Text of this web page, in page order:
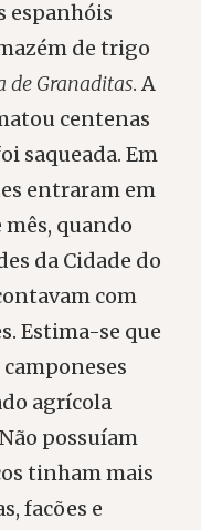
espanhóis
de trigo
de Granaditas. A
centenas
saqueada. Em
entraram em
quando
da Cidade do
com
Estima-se que
agrícola
possuíam
tinham mais
facões e